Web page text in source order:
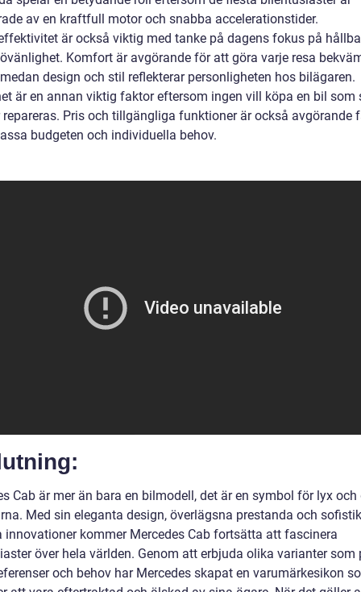
av en kraftfull motor och snabba accelerationstider.
är också viktig med tanke på dagens fokus på
Komfort är avgörande för att göra varje resa
design och stil reflekterar personligheten hos bilägaren.
är en annan viktig faktor eftersom ingen vill köpa en bil som
repareras. Pris och tillgängliga funktioner är också avgörande
budgeten och individuella behov.
Cab är mer än bara en bilmodell, det är en symbol för lyx och
Med sin eleganta design, överlägsna prestanda och
innovationer kommer Mercedes Cab fortsätta att fascinera
över hela världen. Genom att erbjuda olika varianter som
och behov har Mercedes skapat en varumärkesikon